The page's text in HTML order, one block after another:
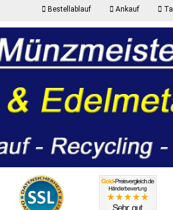
Bestellablauf Ankauf